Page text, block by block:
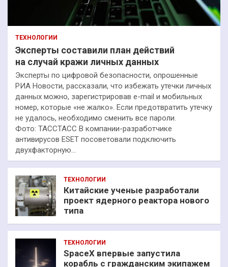
ТЕХНОЛОГИИ
Эксперты составили план действий
на случай кражи личных данных
Эксперты по цифровой безопасности, опрошенные
РИА Новости, рассказали, что избежать утечки личных
данных можно, зарегистрировав e-mail и мобильных
номер, которые «не жалко». Если предотвратить утечку
не удалось, необходимо сменить все пароли.
Фото: ТАССТАСС В компании-разработчике
антивирусов ESET посоветовали подключить
двухфакторную…
ТЕХНОЛОГИИ
Китайские ученые разработали
проект ядерного реактора нового
типа
ТЕХНОЛОГИИ
SpaceX впервые запустила
корабль с гражданским экипажем